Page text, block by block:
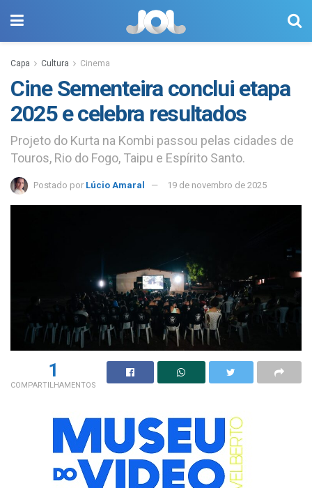
Capa Cultura Cinema
Cine Sementeira conclui etapa
2025 e celebra resultados
Projeto do Kurta na Kombi passou pelas cidades de
Touros, Rio do Fogo, Taipu e Espírito Santo.
Postado por Lúcio Amaral 19 de novembro de 2025
1
COMPARTILHAMENTOS